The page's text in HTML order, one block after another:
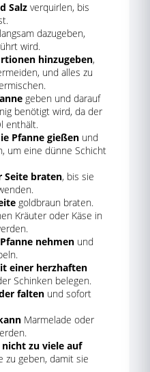
Salz verquirlen, bis
langsam dazugeben,
wird.
hinzugeben,
und alles zu
geben und darauf
benötigt wird, da der
enthält.
Pfanne gießen und
um eine dünne Schicht
Seite braten, bis sie
goldbraun braten.
Kräuter oder Käse in
nehmen und
einer herzhaften
Schinken belegen.
falten und sofort
Marmelade oder
zu viele auf
zu geben, damit sie